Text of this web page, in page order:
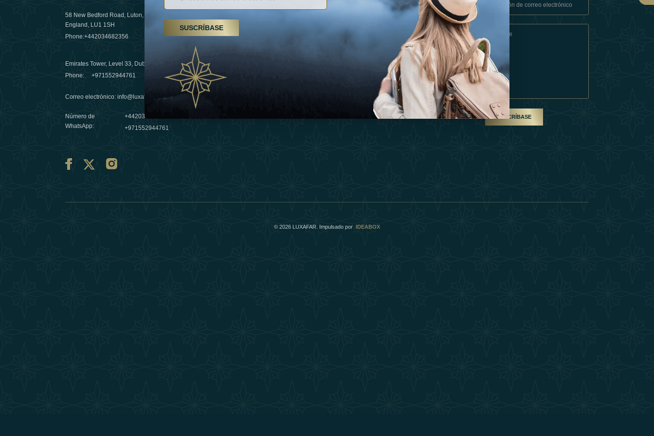
58 New Bedford Road, Luton,
England, LU1 1SH
Phone:+442034682356
Emirates Tower, Level 33, Dubai, UAE
Phone:+971552944761
Correo electrónico:info@luxafar.com
Número de
WhatsApp:
+442034682356
+971552944761
Senderismo, tratamientos de spa y yoga: los
Emiratos Árabes Unidos se erigen como un
03 April 2025
Évasions hivernales pour les voyageurs des
Émirats: redéfinir le voyage de luxe
10 March 2025
Esperienza
Términos Y Condiciones
Conviértase En Socio
Our Team
SUSCRÍBASE
© 2026 LUXAFAR. Impulsado por IDEABOX
SUSCRÍBASE